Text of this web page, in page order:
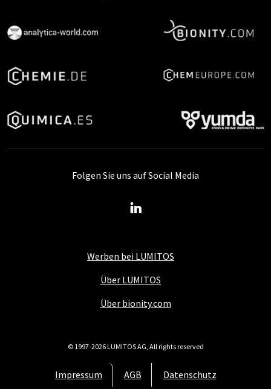
Werben bei LUMITOS
Über LUMITOS
Über bionity.com
Impressum AGB Datenschutz
Folgen Sie uns auf Social Media
© 1997-2026 LUMITOS AG, All rights reserved